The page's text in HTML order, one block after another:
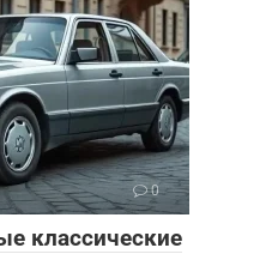
0
классические